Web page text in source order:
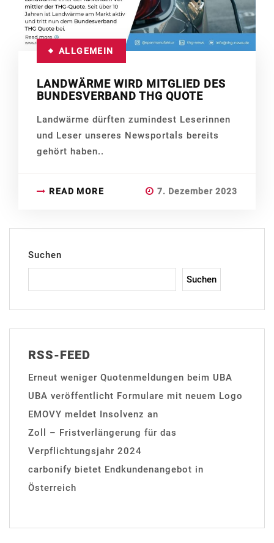
ALLGEMEIN
LANDWÄRME WIRD MITGLIED DES
BUNDESVERBAND THG QUOTE
Landwärme dürften zumindest Leserinnen
und Leser unseres Newsportals bereits
gehört haben..
READ MORE 7. Dezember 2023
Suchen
Suchen
RSS-FEED
Erneut weniger Quotenmeldungen beim UBA
UBA veröffentlicht Formulare mit neuem Logo
EMOVY meldet Insolvenz an
Zoll – Fristverlängerung für das
Verpflichtungsjahr 2024
carbonify bietet Endkundenangebot in
Österreich